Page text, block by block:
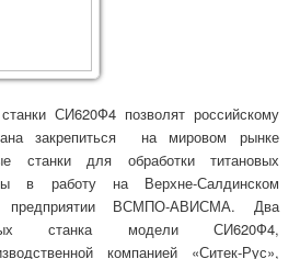
СИ620Ф4 позволят российскому
закрепиться на мировом рынке
станки для обработки титановых
в работу на Верхне-Салдинском
предприятии ВСМПО-АВИСМА. Два
станка модели СИ620Ф4,
компанией «Ситек-Рус»,